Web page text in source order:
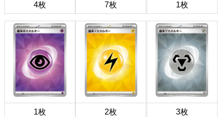
4枚 7枚 1枚
1枚 2枚 3枚